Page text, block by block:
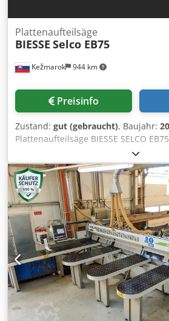
Kežmarok 944 km
Plattenaufteilsäge
BIESSE Selco EB75
Preisinfo
Zustand: gut (gebraucht), Baujahr:
Plattenaufteilsäge BIESSE SELCO
Schnittfläche 3200x3200mm.
Nkhopfx Alfja Hauptmotor 7,5kW
Zusammenfläche B.5422mm x
pneumatische Regulazion
Oben. Pneumatisches Anschub.
inklusiv. Sehr guter Zustand.